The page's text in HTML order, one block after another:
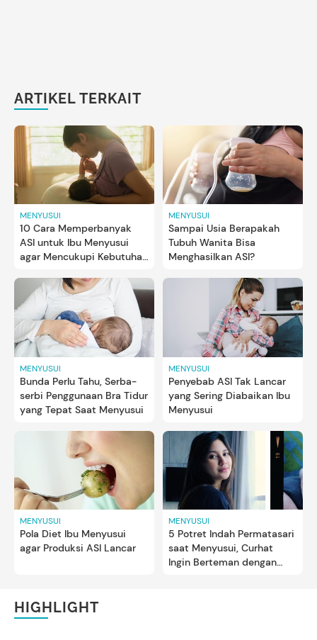
ARTIKEL TERKAIT
MENYUSUI
10 Cara Memperbanyak
ASI untuk Ibu Menyusui
agar Mencukupi Kebutuhan
MENYUSUI
Sampai Usia Berapakah
Tubuh Wanita Bisa
Menghasilkan ASI?
MENYUSUI
Bunda Perlu Tahu, Serba-
serbi Penggunaan Bra Tidur
yang Tepat Saat Menyusui
MENYUSUI
Penyebab ASI Tak Lancar
yang Sering Diabaikan Ibu
Menyusui
MENYUSUI
Pola Diet Ibu Menyusui
agar Produksi ASI Lancar
MENYUSUI
5 Potret Indah Permatasari
saat Menyusui, Curhat
Ingin Berteman dengan
HIGHLIGHT